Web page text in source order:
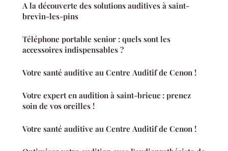
A la découverte des solutions auditives à saint-
brevin-les-pins
Téléphone portable senior : quels sont les
accessoires indispensables ?
Votre santé auditive au Centre Auditif de Cenon !
Votre expert en audition à saint-brieuc : prenez
soin de vos oreilles !
Votre santé auditive au Centre Auditif de Cenon !